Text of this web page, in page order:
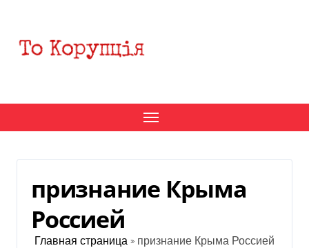
содержанию
признание Крыма
Россией
Главная страница » признание Крыма Россией